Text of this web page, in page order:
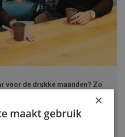
voor de drukke maanden? Zo
de arbeidsmarkt weer volop in
×
maakt gebruik